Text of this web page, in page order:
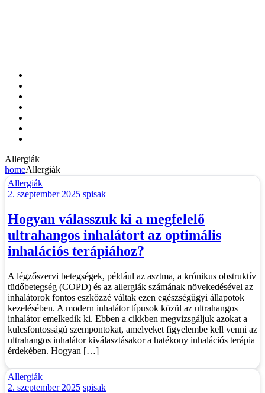
Allergiák
homeAllergiák
Categories
Allergiák
2. szeptember 2025 spisak
Hogyan válasszuk ki a megfelelő
ultrahangos inhalátort az optimális
inhalációs terápiához?
A légzőszervi betegségek, például az asztma, a krónikus obstruktív
tüdőbetegség (COPD) és az allergiák számának növekedésével az
inhalátorok fontos eszközzé váltak ezen egészségügyi állapotok
kezelésében. A modern inhalátor típusok közül az ultrahangos
inhalátor emelkedik ki. Ebben a cikkben megvizsgáljuk azokat a
kulcsfontosságú szempontokat, amelyeket figyelembe kell venni az
ultrahangos inhalátor kiválasztásakor a hatékony inhalációs terápia
érdekében. Hogyan […]
Categories
Allergiák
2. szeptember 2025 spisak